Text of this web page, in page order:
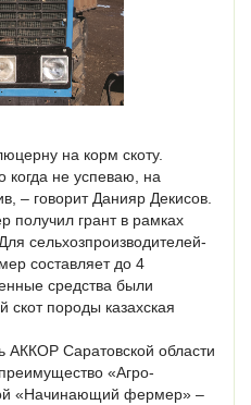
на корм скоту.
когда не успеваю, на
– говорит Данияр Декисов.
получил грант в рамках
сельхозпроизводителей-
составляет до 4
средства были
скот породы казахская
АККОР Саратовской области
«Агро-
«Начинающий фермер» –